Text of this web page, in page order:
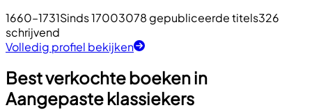
1660–1731Sinds 17003078 gepubliceerde titels326
schrijvend
Volledig profiel bekijken
Best verkochte boeken in
Aangepaste klassiekers